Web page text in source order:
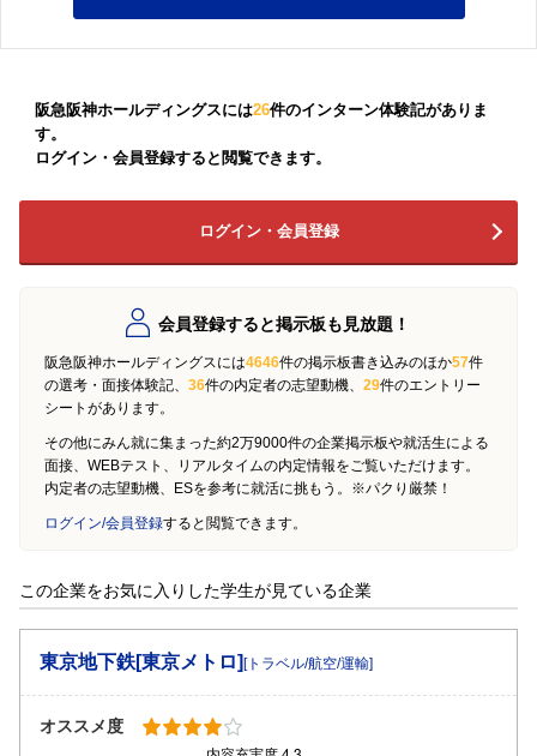
阪急阪神ホールディングスには26件のインターン体験記がありま
す。
ログイン・会員登録すると閲覧できます。
ログイン・会員登録
会員登録すると掲示板も見放題！
阪急阪神ホールディングスには4646件の掲示板書き込みのほか57件
の選考・面接体験記、 36件の内定者の志望動機、 29件のエントリー
シートがあります。
その他にみん就に集まった約2万9000件の企業掲示板や就活生による
面接、WEBテスト、リアルタイムの内定情報をご覧いただけます。
内定者の志望動機、ESを参考に就活に挑もう。※パクり厳禁！
ログイン/会員登録すると閲覧できます。
この企業をお気に入りした学生が見ている企業
東京地下鉄[東京メトロ][トラベル/航空/運輸]
オススメ度